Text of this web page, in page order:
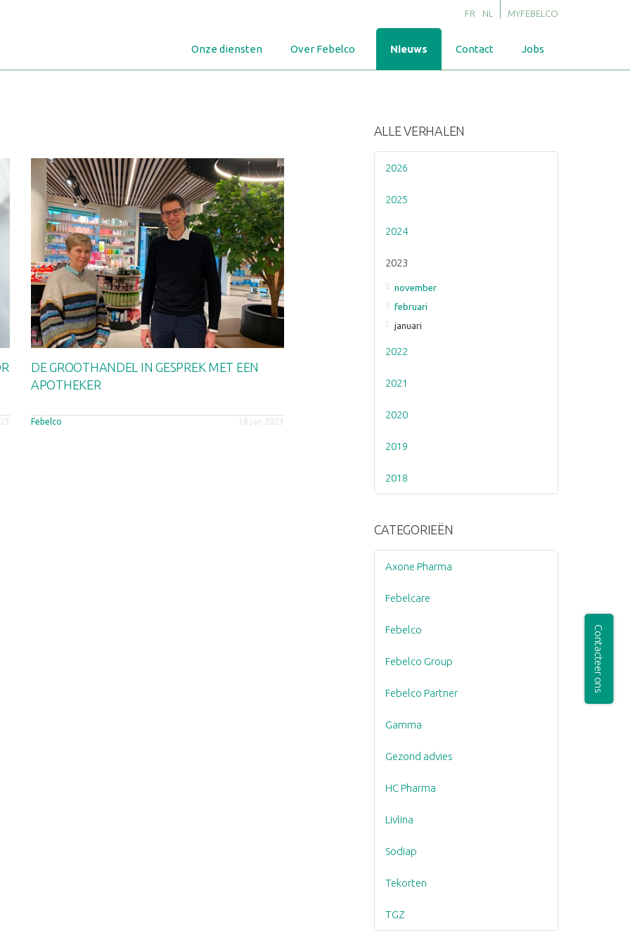
Contacteer ons
Onze diensten Over Febelco Nieuws Contact Jobs
FR NL MYFEBELCO
DE GROOTHANDEL IN GESPREK MET EEN
APOTHEKER
18 jan 2023
Febelco
ALLE VERHALEN
2026
2025
2024
2023
november
februari
januari
2022
2021
2020
2019
2018
CATEGORIEËN
Axone Pharma
Febelcare
Febelco
Febelco Group
Febelco Partner
Gamma
Gezond advies
HC Pharma
Livlina
Sodiap
Tekorten
TGZ